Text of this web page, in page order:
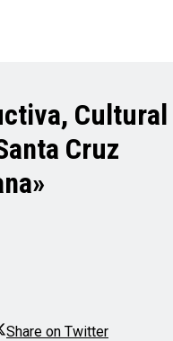
Cultural
Cruz
Share on Twitter